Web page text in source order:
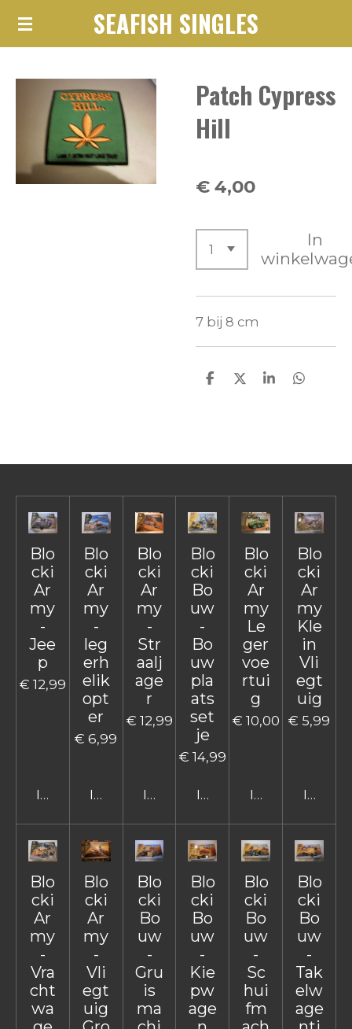
Ga
hoofdinhoud
SEAFISH SINGLES
Patch Cypress
Hill
€ 4,00
In
7 bij 8 cm
D
D
S
D
Blo
cki
Ar
my
-
Jee
p
€ 12,99
In winkelwagen
Blo
cki
Ar
my
-
leg
erh
elik
opt
er
€ 6,99
In winkelwagen
Blo
cki
Ar
my
-
Str
aalj
age
r
€ 12,99
In winkelwagen
Blo
cki
Bo
uw
-
Bo
uw
pla
ats
set
je
€ 14,99
In winkelwagen
Blo
cki
Ar
my
Le
ger
voe
rtui
g
€ 10,00
In
Blo
cki
Ar
my
Kle
in
Vli
egt
uig
€ 5,99
In
Blo
cki
Ar
my
-
Vra
cht
wa
Blo
cki
Ar
my
-
Vli
egt
uig
Blo
cki
Bo
uw
-
Gru
is
ma
Blo
cki
Bo
uw
-
Kie
pw
age
Blo
cki
Bo
uw
-
Sc
hui
fm
Blo
cki
Bo
uw
-
Tak
elw
age